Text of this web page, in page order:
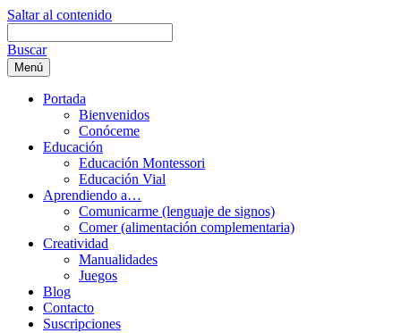
Saltar al contenido
Buscar
Menú
Portada
Bienvenidos
Conóceme
Educación
Educación Montessori
Educación Vial
Aprendiendo a…
Comunicarme (lenguaje de signos)
Comer (alimentación complementaria)
Creatividad
Manualidades
Juegos
Blog
Contacto
Suscripciones